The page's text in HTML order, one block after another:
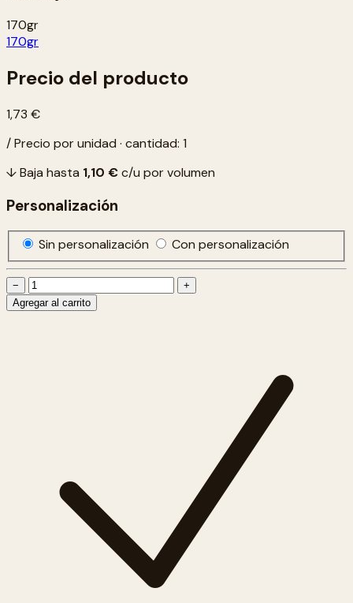
170gr
170gr
Precio del producto
1,73 €
/ Precio por unidad · cantidad: 1
↓ Baja hasta 1,10 €c/u por volumen
Personalización
Sin personalización Con personalización
−
+
Agregar al carrito